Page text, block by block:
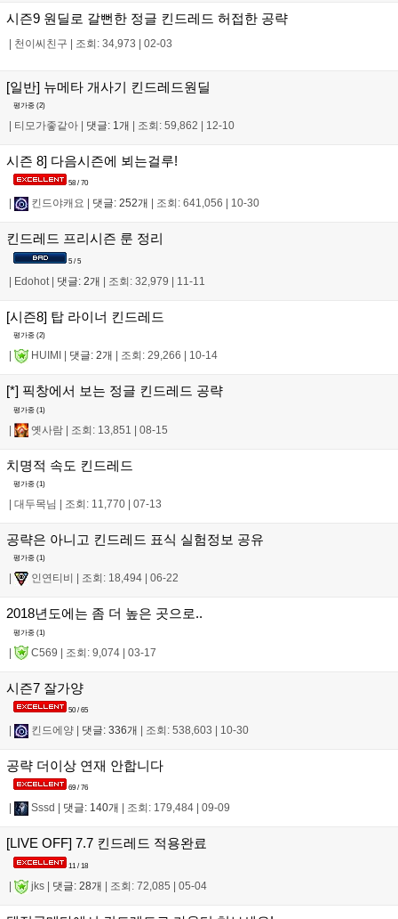
시즌9 원딜로 갈뻔한 정글 킨드레드 허접한 공략
| 천이씨친구 | 조회: 34,973 | 02-03
[일반] 뉴메타 개사기 킨드레드원딜
평가중 (2)
티모가좋같아 댓글: 1개 조회: 59,862 12-10
시즌 8] 다음시즌에 뵈는걸루!
58 / 70
킨드야캐요 댓글: 252개 조회: 641,056 10-30
킨드레드 프리시즌 룬 정리
5 / 5
| Edohot | 댓글: 2개 | 조회: 32,979 | 11-11
[시즌8] 탑 라이너 킨드레드
평가중 (2)
HUIMI 댓글: 2개 조회: 29,266 10-14
[*] 픽창에서 보는 정글 킨드레드 공략
평가중 (1)
| 옛사람 | 조회: 13,851 | 08-15
치명적 속도 킨드레드
평가중 (1)
| 대두목님 | 조회: 11,770 | 07-13
공략은 아니고 킨드레드 표식 실험정보 공유
평가중 (1)
인연티비 조회: 18,494 06-22
2018년도에는 좀 더 높은 곳으로..
평가중 (1)
| C569 | 조회: 9,074 | 03-17
시즌7 잘가양
50 / 65
킨드에양 댓글: 336개 조회: 538,603 10-30
공략 더이상 연재 안합니다
69 / 76
Sssd 댓글: 140개 조회: 179,484 09-09
[LIVE OFF] 7.7 킨드레드 적용완료
11 / 18
| jks | 댓글: 28개 | 조회: 72,085 | 05-04